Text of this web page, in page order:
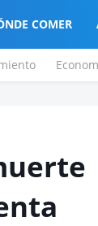
COMER